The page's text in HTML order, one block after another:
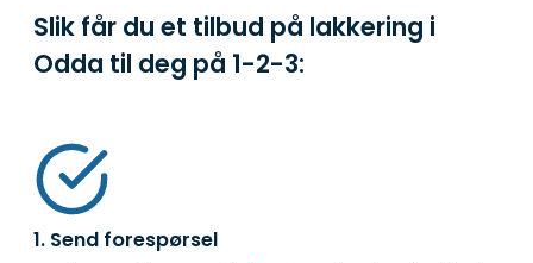
Slik får du et tilbud på lakkering i
Odda til deg på 1-2-3:
1. Send forespørsel